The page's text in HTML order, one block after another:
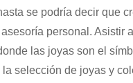
se podría decir que
personal. Asistir
las joyas son el
selección de joyas y